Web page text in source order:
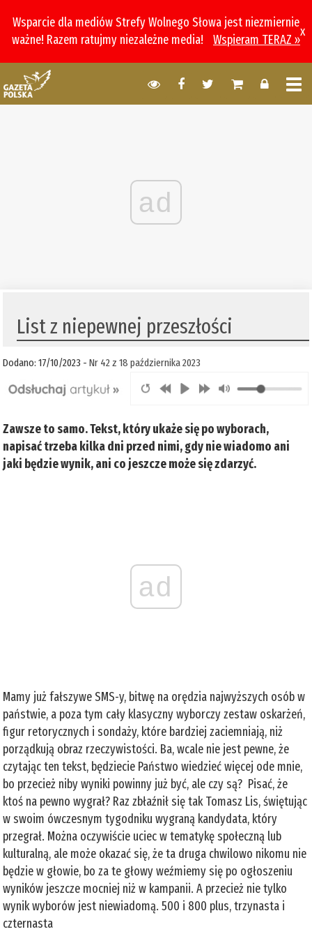
Wsparcie dla mediów Strefy Wolnego Słowa jest niezmiernie
ważne! Razem ratujmy niezależne media!
Wspieram TERAZ »
x
ad
List z niepewnej przeszłości
Dodano: 17/10/2023 -Nr 42 z 18 października 2023
Zawsze to samo. Tekst, który ukaże się po wyborach,
napisać trzeba kilka dni przed nimi, gdy nie wiadomo ani
jaki będzie wynik, ani co jeszcze może się zdarzyć.
ad
Mamy już fałszywe SMS-y, bitwę na orędzia najwyższych osób w
państwie, a poza tym cały klasyczny wyborczy zestaw oskarżeń,
figur retorycznych i sondaży, które bardziej zaciemniają, niż
porządkują obraz rzeczywistości. Ba, wcale nie jest pewne, że
czytając ten tekst, będziecie Państwo wiedzieć więcej ode mnie,
bo przecież niby wyniki powinny już być, ale czy są? Pisać, że
ktoś na pewno wygrał? Raz zbłaźnił się tak Tomasz Lis, świętując
w swoim ówczesnym tygodniku wygraną kandydata, który
przegrał. Można oczywiście uciec w tematykę społeczną lub
kulturalną, ale może okazać się, że ta druga chwilowo nikomu nie
będzie w głowie, bo za te głowy weźmiemy się po ogłoszeniu
wyników jeszcze mocniej niż w kampanii. A przecież nie tylko
wynik wyborów jest niewiadomą. 500 i 800 plus, trzynasta i
czternasta